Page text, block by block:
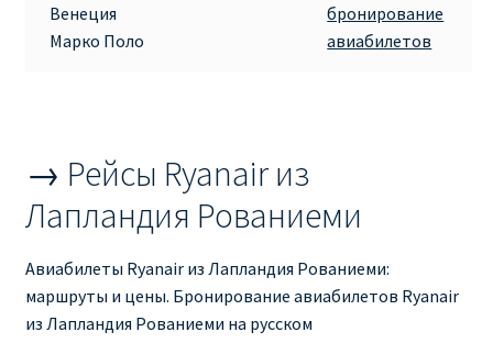
ДЕШЕВЫЕ АВИАБИЛЕТЫ В ВАРШАВУ
ДЕШЕВЫЕ АВИАБИЛЕТЫ В МИЛАН
ДЕШЕВЫЕ АВИАБИЛЕТЫ НА КИПР
Венеция
Марко Поло
бронирование
авиабилетов
→ Рейсы Ryanair из
Лапландия Рованиеми
Авиабилеты Ryanair из Лапландия Рованиеми:
маршруты и цены. Бронирование авиабилетов Ryanair
из Лапландия Рованиеми на русском